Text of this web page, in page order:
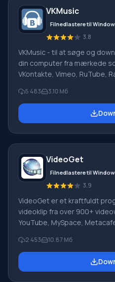
mulighed for at genoptage
problemer, fa
VKMusic
Filnedlastere til
3.8
VKMusic - til at søge og
din computer fra mærkede
VKontakte, Vimeo, RuTube,
understøttes på sider som
video.google.com,
andre. Fordele: Yderligere
med support
5 483 3.10 Мб
VideoGet
Filnedlastere til
3.9
VideoGet er et kraftfuldt
videoklip fra over 900+
YouTube, MySpace,
forskellige formater til
computer eller mobiltelefon.
overfloden af downloader-
2 453 10.87 Mб